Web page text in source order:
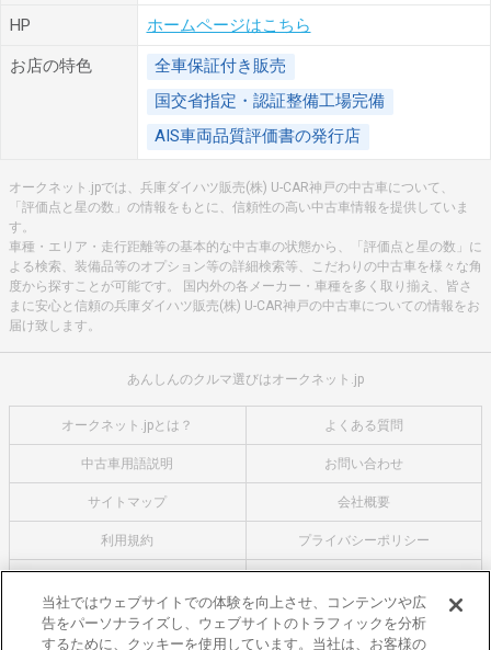
HP ホームページはこちら
お店の特色
全車保証付き販売
国交省指定・認証整備工場完備
AIS車両品質評価書の発行店
オークネット.jpでは、兵庫ダイハツ販売(株) U-CAR神戸の中古車について、
「評価点と星の数」の情報をもとに、信頼性の高い中古車情報を提供していま
す。
車種・エリア・走行距離等の基本的な中古車の状態から、「評価点と星の数」に
よる検索、装備品等のオプション等の詳細検索等、こだわりの中古車を様々な角
度から探すことが可能です。 国内外の各メーカー・車種を多く取り揃え、皆さ
まに安心と信頼の兵庫ダイハツ販売(株) U-CAR神戸の中古車についての情報をお
届け致します。
あんしんのクルマ選びはオークネット.jp
オークネット.jpとは？ よくある質問
中古車用語説明 お問い合わせ
サイトマップ 会社概要
利用規約 プライバシーポリシー
オークネットのその他のサービス
当社ではウェブサイトでの体験を向上させ、コンテンツや広
告をパーソナライズし、ウェブサイトのトラフィックを分析
するために、クッキーを使用しています。当社は、お客様の